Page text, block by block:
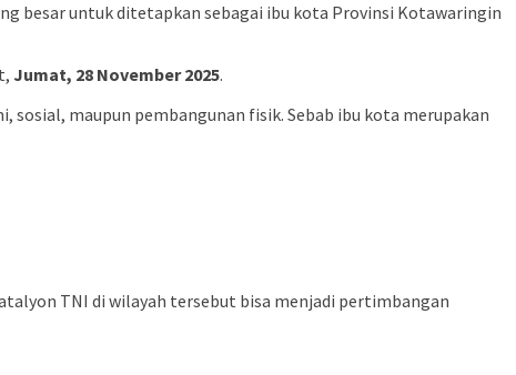
besar untuk ditetapkan sebagai ibu kota Provinsi Kotawaringin
Jumat, 28 November 2025.
maupun pembangunan fisik. Sebab ibu kota merupakan
TNI di wilayah tersebut bisa menjadi pertimbangan